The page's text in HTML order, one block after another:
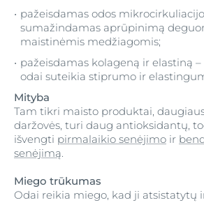
pažeisdamas odos
sumažindamas aprūpinimą
maistinėmis medžiagomis;
pažeisdamas kolageną ir elastiną
odai suteikia stiprumo ir
Mityba
Tam tikri maisto produktai,
daržovės, turi daug antioksidantų,
išvengti pirmalaikio senėjimo ir
senėjimą.
Miego trūkumas
Odai reikia miego, kad ji atsistatytų